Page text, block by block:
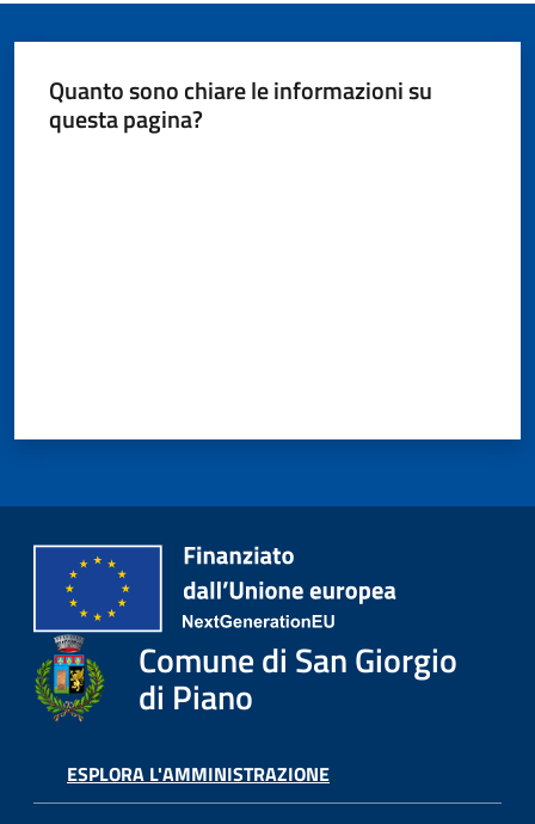
Quanto sono chiare le informazioni su
questa pagina?
Comune di San Giorgio
di Piano
ESPLORA L'AMMINISTRAZIONE